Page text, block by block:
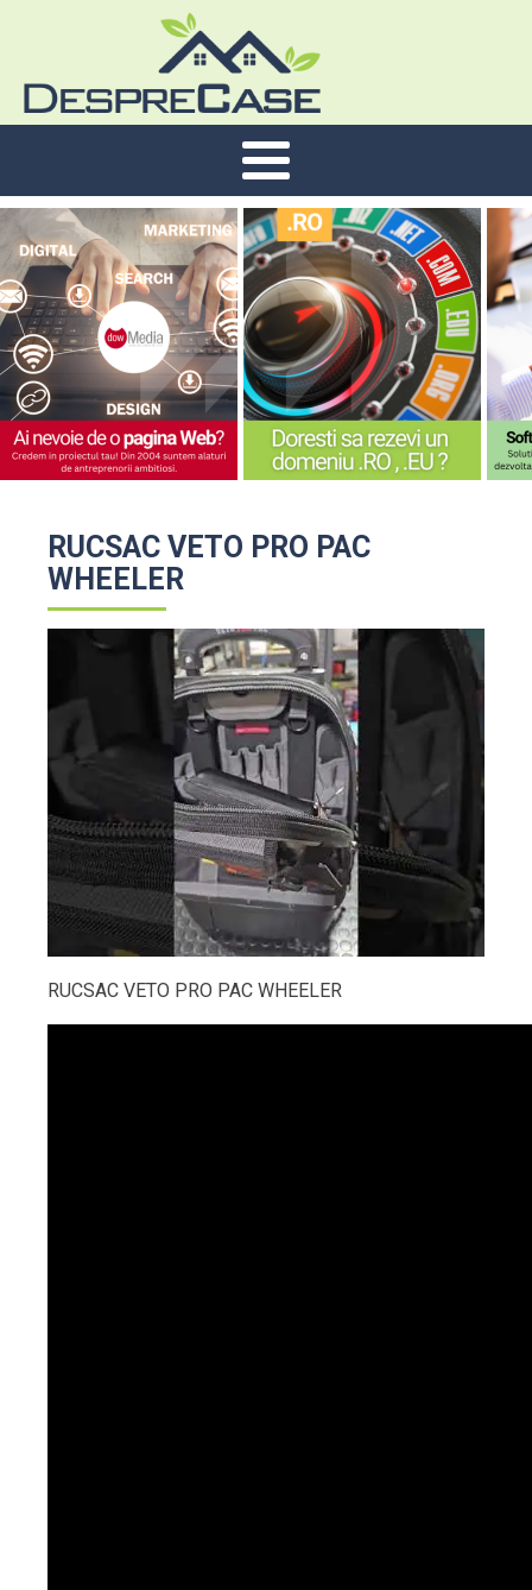
RUCSAC VETO PRO PAC
WHEELER
RUCSAC VETO PRO PAC WHEELER